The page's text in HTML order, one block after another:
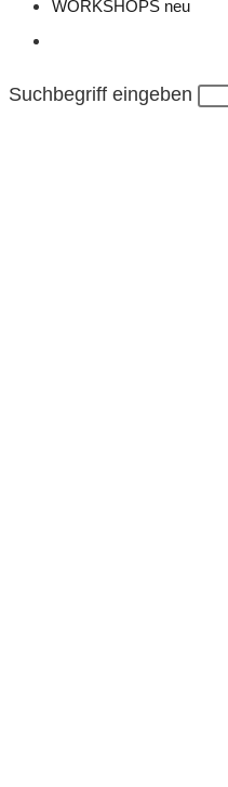
WORKSHOPS neu
umschalten
Suchbegriff eingeben